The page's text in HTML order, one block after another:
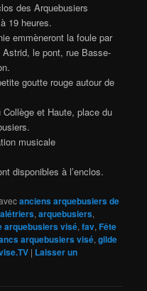
des Arquebusiers
19 heures.
emmèneront la foule par
le pont, rue Basse-
goutte rouge autour de
et Haute, place du
musicale
disponibles à l’enclos.
anciens arquebusiers de
,arquebusiers,
arquebusiers visé,fav,Fête
arquebusiers visé,gilde
| Laisser un